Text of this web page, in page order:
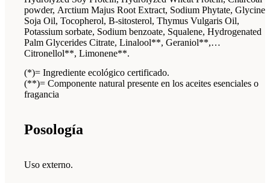
powder, Arctium Majus Root Extract, Sodium Phytate, Glycine
Soja Oil, Tocopherol, B-sitosterol, Thymus Vulgaris Oil,
Potassium sorbate, Sodium benzoate, Squalene, Hydrogenated
Palm Glycerides Citrate, Linalool**, Geraniol**,
Citronellol**, Limonene**.
(*)= Ingrediente ecológico certificado.
(**)= Componente natural presente en los aceites esenciales o
fragancia
Posología
Uso externo.